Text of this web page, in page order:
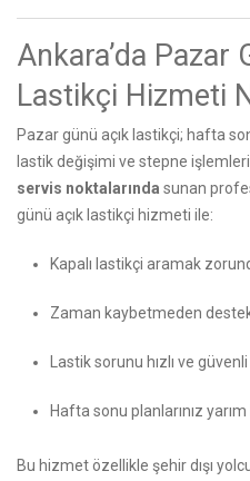
Ankara’da Pazar
Lastikçi Hizmeti
Pazar günü açık lastikçi; hafta
lastik değişimi ve stepne
servis noktalarında sunan
günü açık lastikçi hizmeti ile:
Kapalı lastikçi aramak
Zaman kaybetmeden destek
Lastik sorunu hızlı ve
Hafta sonu planlarınız
Bu hizmet özellikle şehir dışı